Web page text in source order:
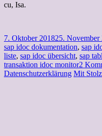
cu, Isa.
Veröffentlicht
am
7. Oktober 201825. November
sap idoc dokumentation, sap
liste, sap idoc übersicht, sap
transaktion idoc monitor2
Datenschutzerklärung Mit